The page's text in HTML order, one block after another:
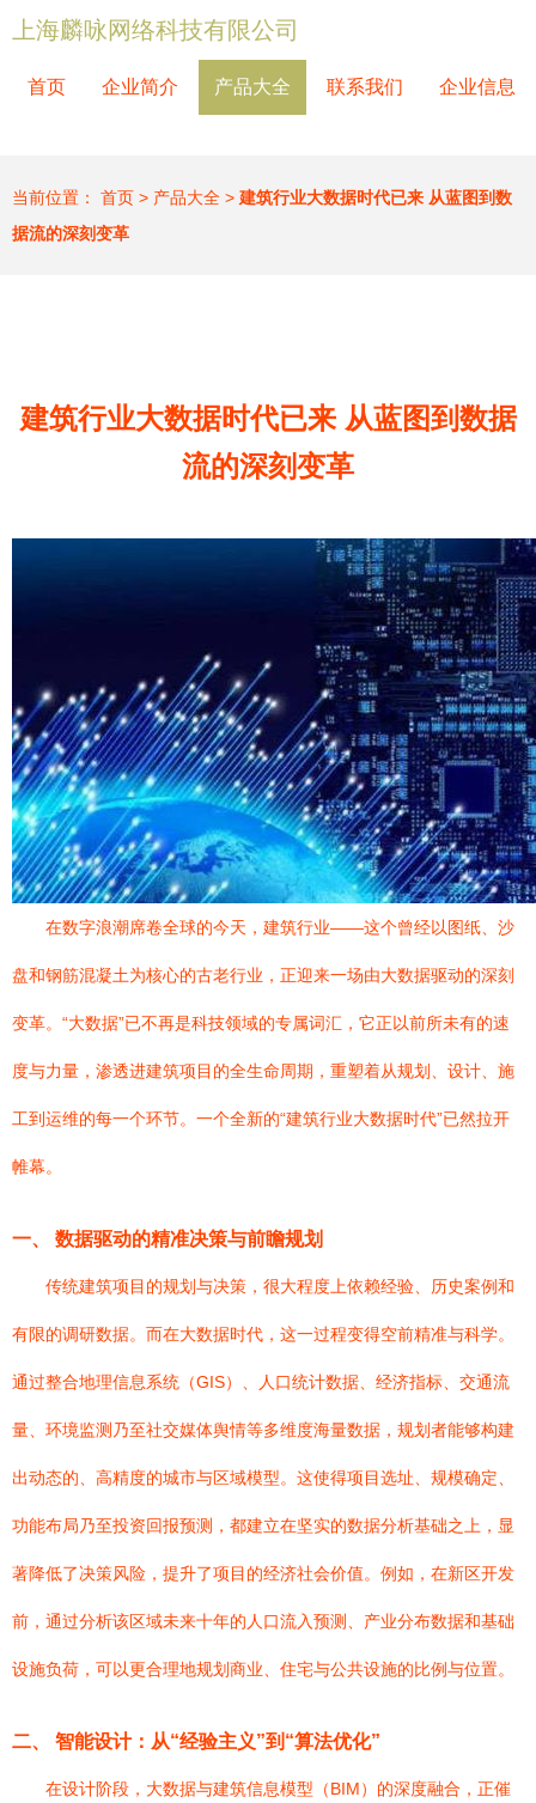
上海麟咏网络科技有限公司
首页 企业简介 产品大全 联系我们 企业信息
当前位置： 首页 > 产品大全 > 建筑行业大数据时代已来 从蓝图到数
据流的深刻变革
建筑行业大数据时代已来 从蓝图到数据
流的深刻变革
在数字浪潮席卷全球的今天，建筑行业——这个曾经以图纸、沙
盘和钢筋混凝土为核心的古老行业，正迎来一场由大数据驱动的深刻
变革。“大数据”已不再是科技领域的专属词汇，它正以前所未有的速
度与力量，渗透进建筑项目的全生命周期，重塑着从规划、设计、施
工到运维的每一个环节。一个全新的“建筑行业大数据时代”已然拉开
帷幕。
一、 数据驱动的精准决策与前瞻规划
传统建筑项目的规划与决策，很大程度上依赖经验、历史案例和
有限的调研数据。而在大数据时代，这一过程变得空前精准与科学。
通过整合地理信息系统（GIS）、人口统计数据、经济指标、交通流
量、环境监测乃至社交媒体舆情等多维度海量数据，规划者能够构建
出动态的、高精度的城市与区域模型。这使得项目选址、规模确定、
功能布局乃至投资回报预测，都建立在坚实的数据分析基础之上，显
著降低了决策风险，提升了项目的经济社会价值。例如，在新区开发
前，通过分析该区域未来十年的人口流入预测、产业分布数据和基础
设施负荷，可以更合理地规划商业、住宅与公共设施的比例与位置。
二、 智能设计：从“经验主义”到“算法优化”
在设计阶段，大数据与建筑信息模型（BIM）的深度融合，正催